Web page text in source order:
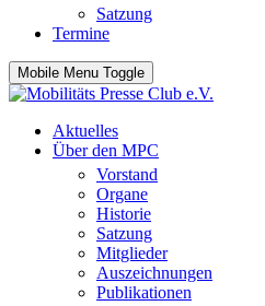
Satzung
Termine
Mobile Menu Toggle
Aktuelles
Über den MPC
Vorstand
Organe
Historie
Satzung
Mitglieder
Auszeichnungen
Publikationen